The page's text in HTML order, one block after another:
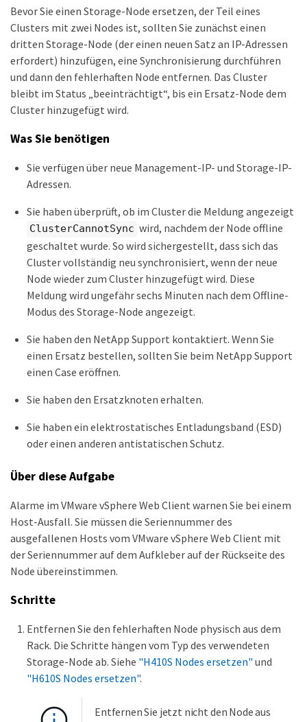
Bevor Sie einen Storage-Node ersetzen, der Teil eines
Clusters mit zwei Nodes ist, sollten Sie zunächst einen
dritten Storage-Node (der einen neuen Satz an IP-Adressen
erfordert) hinzufügen, eine Synchronisierung durchführen
und dann den fehlerhaften Node entfernen. Das Cluster
bleibt im Status „beeinträchtigt“, bis ein Ersatz-Node dem
Cluster hinzugefügt wird.
Was Sie benötigen
Sie verfügen über neue Management-IP- und Storage-IP-
Adressen.
Sie haben überprüft, ob im Cluster die Meldung angezeigt
ClusterCannotSync wird, nachdem der Node offline
geschaltet wurde. So wird sichergestellt, dass sich das
Cluster vollständig neu synchronisiert, wenn der neue
Node wieder zum Cluster hinzugefügt wird. Diese
Meldung wird ungefähr sechs Minuten nach dem Offline-
Modus des Storage-Node angezeigt.
Sie haben den NetApp Support kontaktiert. Wenn Sie
einen Ersatz bestellen, sollten Sie beim NetApp Support
einen Case eröffnen.
Sie haben den Ersatzknoten erhalten.
Sie haben ein elektrostatisches Entladungsband (ESD)
oder einen anderen antistatischen Schutz.
Über diese Aufgabe
Alarme im VMware vSphere Web Client warnen Sie bei einem
Host-Ausfall. Sie müssen die Seriennummer des
ausgefallenen Hosts vom VMware vSphere Web Client mit
der Seriennummer auf dem Aufkleber auf der Rückseite des
Node übereinstimmen.
Schritte
Entfernen Sie den fehlerhaften Node physisch aus dem
Rack. Die Schritte hängen vom Typ des verwendeten
Storage-Node ab. Siehe "H410S Nodes ersetzen" und
"H610S Nodes ersetzen".
Entfernen Sie jetzt nicht den Node aus